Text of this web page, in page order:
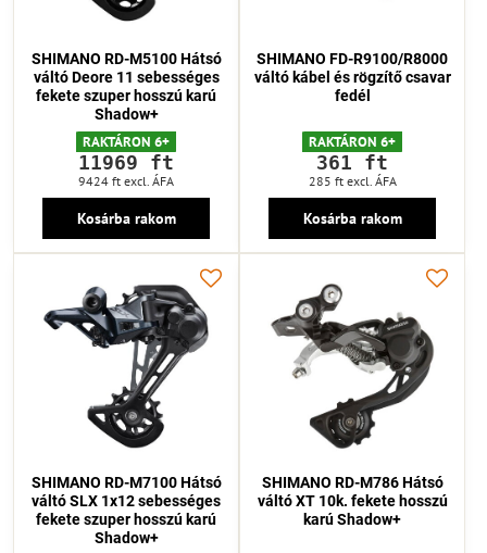
SHIMANO RD-M5100 Hátsó
váltó Deore 11 sebességes
fekete szuper hosszú karú
Shadow+
RAKTÁRON 6+
11969 ft
9424 ft excl. ÁFA
Kosárba rakom
SHIMANO FD-R9100/R8000
váltó kábel és rögzítő csavar
fedél
RAKTÁRON 6+
361 ft
285 ft excl. ÁFA
Kosárba rakom
SHIMANO RD-M7100 Hátsó
váltó SLX 1x12 sebességes
fekete szuper hosszú karú
Shadow+
SHIMANO RD-M786 Hátsó
váltó XT 10k. fekete hosszú
karú Shadow+